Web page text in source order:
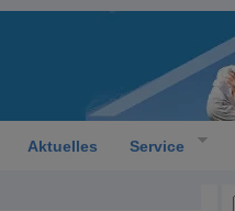
Aktuelles Service